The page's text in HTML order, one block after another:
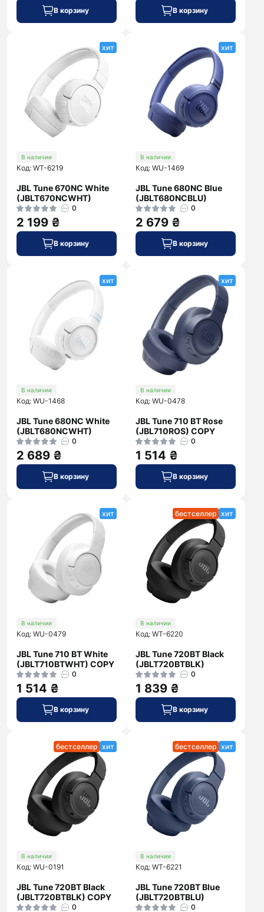
В корзину В корзину
хит
В наличии
Код: WT-6219
JBL Tune 670NC White
(JBLT670NCWHT)
0
2 199 ₴
В корзину
хит
В наличии
Код: WU-1469
JBL Tune 680NC Blue
(JBLT680NCBLU)
0
2 679 ₴
В корзину
хит
В наличии
Код: WU-1468
JBL Tune 680NC White
(JBLT680NCWHT)
0
2 689 ₴
В корзину
хит
В наличии
Код: WU-0478
JBL Tune 710 BT Rose
(JBL710ROS) COPY
0
1 514 ₴
В корзину
хит
В наличии
Код: WU-0479
JBL Tune 710 BT White
(JBLT710BTWHT) COPY
0
1 514 ₴
В корзину
бестселлер хит
В наличии
Код: WT-6220
JBL Tune 720BT Black
(JBLT720BTBLK)
0
1 839 ₴
В корзину
бестселлер хит
В наличии
Код: WU-0191
JBL Tune 720BT Black
(JBLT720BTBLK) COPY
0
бестселлер хит
В наличии
Код: WT-6221
JBL Tune 720BT Blue
(JBLT720BTBLU)
0